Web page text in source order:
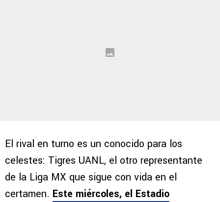
El rival en turno es un conocido para los
celestes: Tigres UANL, el otro representante
de la Liga MX que sigue con vida en el
certamen. Este miércoles, el Estadio